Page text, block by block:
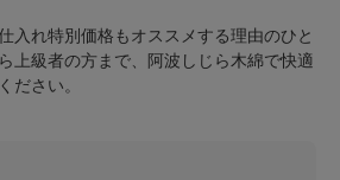
入れ特別価格もオススメする理由のひと
上級者の方まで、阿波しじら木綿で快適
ださい。